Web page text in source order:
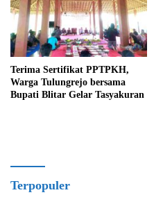
Terima Sertifikat PPTPKH,
Warga Tulungrejo bersama
Bupati Blitar Gelar Tasyakuran
Terpopuler